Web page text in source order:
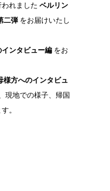
れました ベルリン
二弾 をお届けいたし
ンタビュー編 をお
様方へのインタビュ
現地での様子、帰国
。